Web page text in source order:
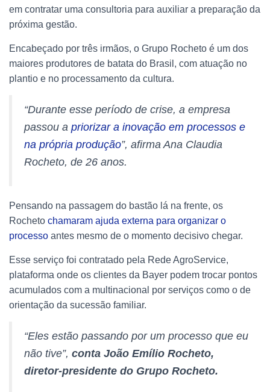
em contratar uma consultoria para auxiliar a preparação da
próxima gestão.
Encabeçado por três irmãos, o Grupo Rocheto é um dos
maiores produtores de batata do Brasil, com atuação no
plantio e no processamento da cultura.
“Durante esse período de crise, a empresa
passou a priorizar a inovação em processos e
na própria produção”, afirma Ana Claudia
Rocheto, de 26 anos.
Pensando na passagem do bastão lá na frente, os
Rocheto chamaram ajuda externa para organizar o
processo antes mesmo de o momento decisivo chegar.
Esse serviço foi contratado pela Rede AgroService,
plataforma onde os clientes da Bayer podem trocar pontos
acumulados com a multinacional por serviços como o de
orientação da sucessão familiar.
“Eles estão passando por um processo que eu
não tive”, conta João Emílio Rocheto,
diretor-presidente do Grupo Rocheto.